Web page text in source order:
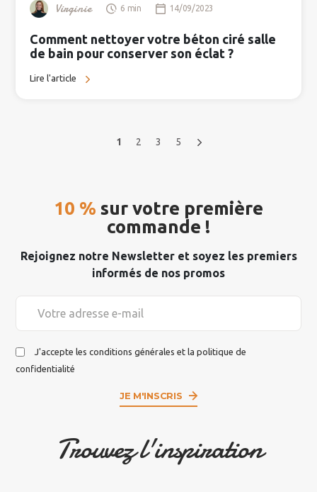
Virginie 6 min 14/09/2023
Comment nettoyer votre béton ciré salle
de bain pour conserver son éclat ?
Lire l'article
1 2 3 5
10 % sur votre première
commande !
Rejoignez notre Newsletter et soyez les premiers
informés de nos promos
J'accepte les conditions générales et la politique de
confidentialité
JE M'INSCRIS
Trouvez l'inspiration